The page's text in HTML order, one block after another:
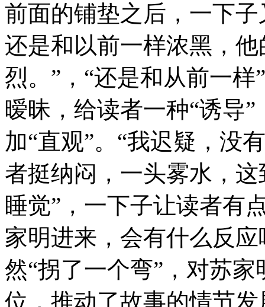
前面的铺垫之后，一下
还是和以前一样浓黑，
烈。”，“还是和从前一
暧昧，给读者一种“诱导
加“直观”。“我迟疑，没
者挺纳闷，一头雾水，
睡觉”，一下子让读者有
家明进来，会有什么反
然“拐了一个弯”，对苏
位，推动了故事的情节